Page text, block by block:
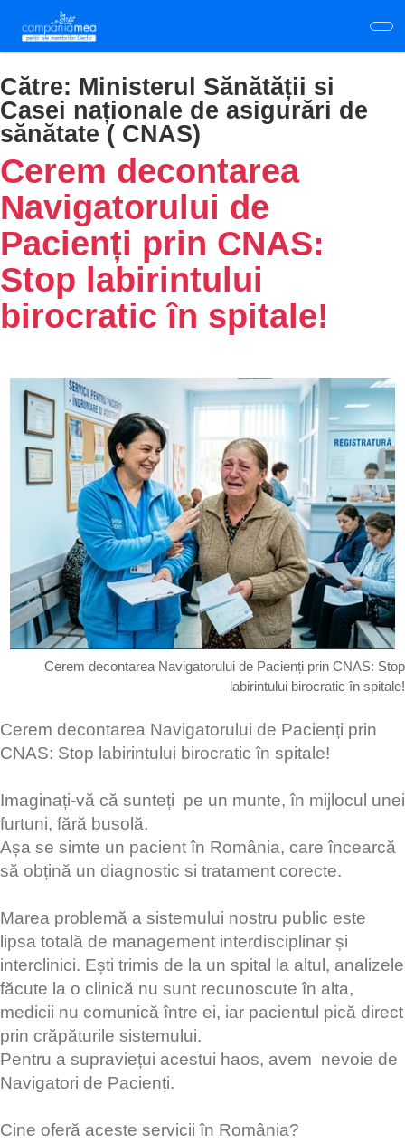
main
content
Către: Ministerul Sănătății si
Casei naționale de asigurări de
sănătate ( CNAS)
Cerem decontarea
Navigatorului de
Pacienți prin CNAS:
Stop labirintului
birocratic în spitale!
Cerem decontarea Navigatorului de Pacienți prin CNAS: Stop
labirintului birocratic în spitale!
​Cerem decontarea Navigatorului de Pacienți prin
CNAS: Stop labirintului birocratic în spitale!
Imaginați-vă că sunteți pe un munte, în mijlocul unei
furtuni, fără busolă.
Așa se simte un pacient în România, care încearcă
să obțină un diagnostic si tratament corecte.
Marea problemă a sistemului nostru public este
lipsa totală de management interdisciplinar și
interclinici. Ești trimis de la un spital la altul, analizele
făcute la o clinică nu sunt recunoscute în alta,
medicii nu comunică între ei, iar pacientul pică direct
prin crăpăturile sistemului.
Pentru a supraviețui acestui haos, avem nevoie de
Navigatori de Pacienți.
Cine oferă aceste servicii în România?